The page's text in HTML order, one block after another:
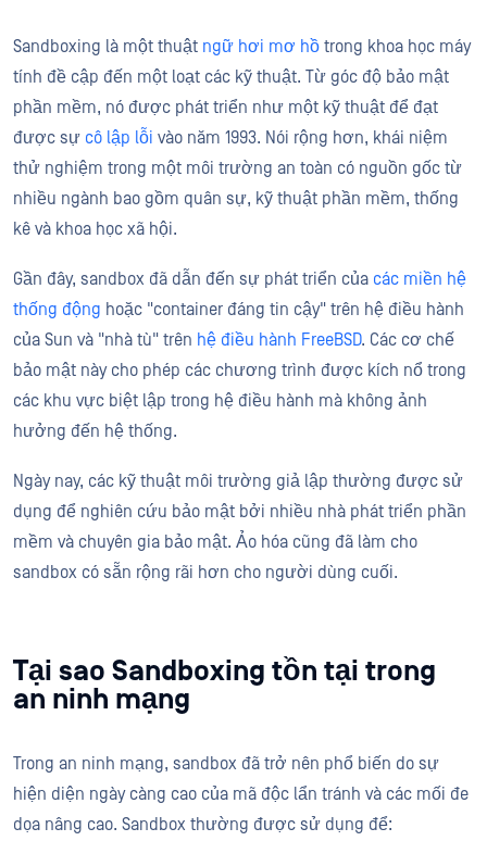
Sandboxing là một thuật ngữ hơi mơ hồ trong khoa học máy
tính đề cập đến một loạt các kỹ thuật. Từ góc độ bảo mật
phần mềm, nó được phát triển như một kỹ thuật để đạt
được sự cô lập lỗi vào năm 1993. Nói rộng hơn, khái niệm
thử nghiệm trong một môi trường an toàn có nguồn gốc từ
nhiều ngành bao gồm quân sự, kỹ thuật phần mềm, thống
kê và khoa học xã hội.
Gần đây, sandbox đã dẫn đến sự phát triển của các miền hệ
thống động hoặc "container đáng tin cậy" trên hệ điều hành
của Sun và "nhà tù" trên hệ điều hành FreeBSD. Các cơ chế
bảo mật này cho phép các chương trình được kích nổ trong
các khu vực biệt lập trong hệ điều hành mà không ảnh
hưởng đến hệ thống.
Ngày nay, các kỹ thuật môi trường giả lập thường được sử
dụng để nghiên cứu bảo mật bởi nhiều nhà phát triển phần
mềm và chuyên gia bảo mật. Ảo hóa cũng đã làm cho
sandbox có sẵn rộng rãi hơn cho người dùng cuối.
Tại sao Sandboxing tồn tại trong
an ninh mạng
Trong an ninh mạng, sandbox đã trở nên phổ biến do sự
hiện diện ngày càng cao của mã độc lẩn tránh và các mối đe
dọa nâng cao. Sandbox thường được sử dụng để: